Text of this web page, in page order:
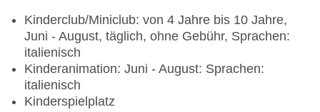
Kinderclub/Miniclub: von 4 Jahre bis 10 Jahre,
Juni - August, täglich, ohne Gebühr, Sprachen:
italienisch
Kinderanimation: Juni - August: Sprachen:
italienisch
Kinderspielplatz